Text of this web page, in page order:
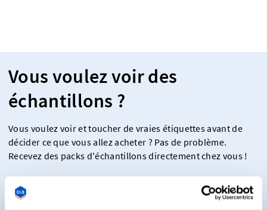
Vous voulez voir des
échantillons ?
Vous voulez voir et toucher de vraies étiquettes avant de
décider ce que vous allez acheter ? Pas de problème.
Recevez des packs d'échantillons directement chez vous !